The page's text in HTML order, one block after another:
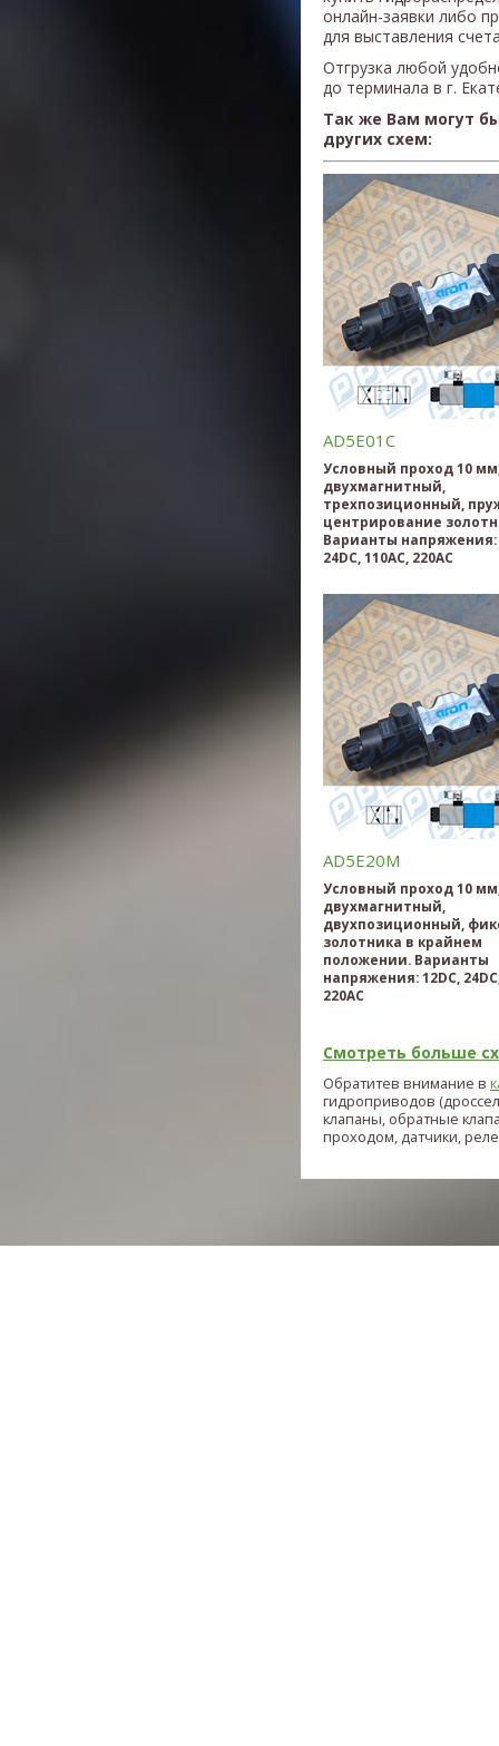
онлайн-заявки либо
для выставления
Отгрузка любой
до терминала в г.
Так же Вам могут
других схем:
AD5E01C
Условный проход 10
двухмагнитный,
трехпозиционный,
центрирование
Варианты напряжения:
24DC, 110AC, 220AC
AD5E20M
Условный проход 10
двухмагнитный,
двухпозиционный,
золотника в крайнем
положении. Варианты
напряжения: 12DC,
220AC
Смотреть больше
Обратитев внимание в
гидроприводов
клапаны, обратные
проходом, датчики, реле